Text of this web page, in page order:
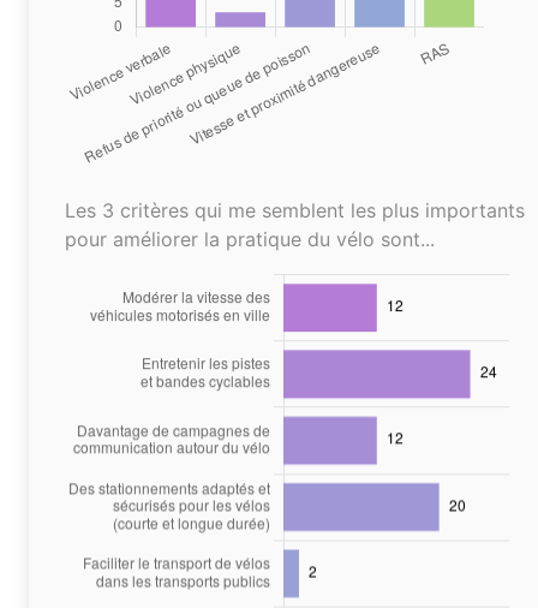
Les 3 critères qui me semblent les plus importants
pour améliorer la pratique du vélo sont...